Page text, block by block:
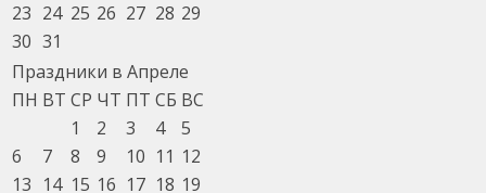
23 24 25 26 27 28 29
30 31
Праздники в Апреле
ПН ВТ СР ЧТ ПТ СБ ВС
1
2 3 4
5
6
7 8 9 10 11 12
13 14 15 16 17 18 19